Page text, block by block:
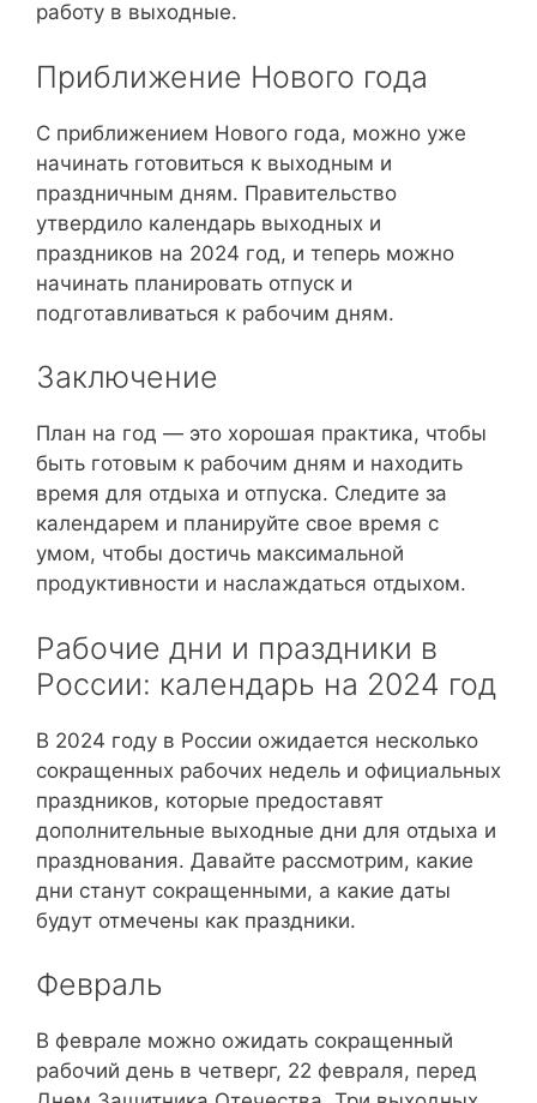
работу в выходные.
Приближение Нового года
С приближением Нового года, можно уже
начинать готовиться к выходным и
праздничным дням. Правительство
утвердило календарь выходных и
праздников на 2024 год, и теперь можно
начинать планировать отпуск и
подготавливаться к рабочим дням.
Заключение
План на год — это хорошая практика, чтобы
быть готовым к рабочим дням и находить
время для отдыха и отпуска. Следите за
календарем и планируйте свое время с
умом, чтобы достичь максимальной
продуктивности и наслаждаться отдыхом.
Рабочие дни и праздники в
России: календарь на 2024 год
В 2024 году в России ожидается несколько
сокращенных рабочих недель и официальных
праздников, которые предоставят
дополнительные выходные дни для отдыха и
празднования. Давайте рассмотрим, какие
дни станут сокращенными, а какие даты
будут отмечены как праздники.
Февраль
В феврале можно ожидать сокращенный
рабочий день в четверг, 22 февраля, перед